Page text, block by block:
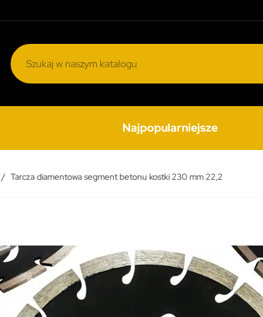
Najpopularniejsze
Tarcza diamentowa segment betonu kostki 230 mm 22,2